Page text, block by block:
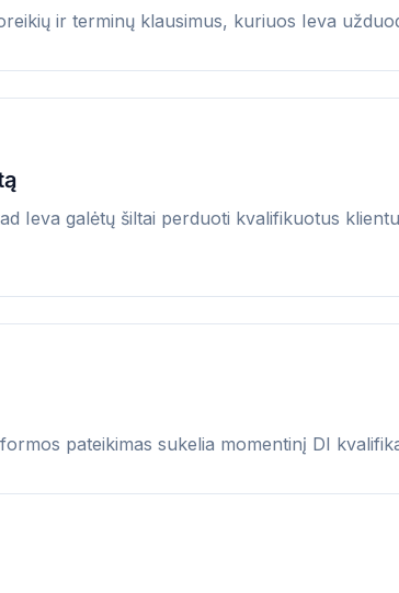
ir terminų klausimus, kuriuos Ieva
Ieva galėtų šiltai perduoti kvalifikuotus
pateikimas sukelia momentinį DI